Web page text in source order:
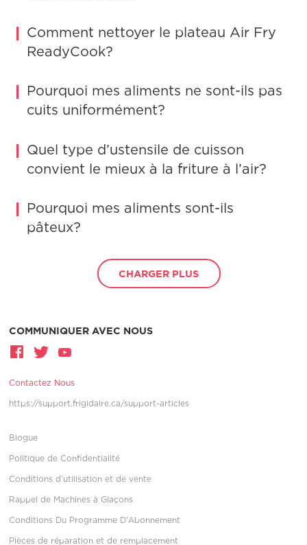
Comment nettoyer le plateau Air Fry
ReadyCook?
Pourquoi mes aliments ne sont-ils pas
cuits uniformément?
Quel type d’ustensile de cuisson
convient le mieux à la friture à l’air?
Pourquoi mes aliments sont-ils
pâteux?
CHARGER PLUS
COMMUNIQUER AVEC NOUS
Contactez Nous
https://support.frigidaire.ca/support-articles
Blogue
Politique de Confidentialité
Conditions d’utilisation et de vente
Rappel de Machines à Glaçons
Conditions Du Programme D'Abonnement
Pièces de réparation et de remplacement